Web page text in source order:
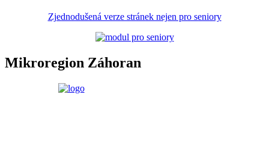
Zjednodušená verze stránek nejen pro seniory
Mikroregion Záhoran